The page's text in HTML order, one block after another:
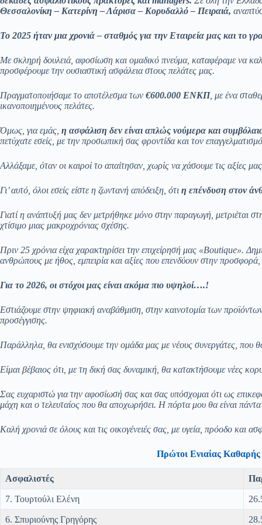
Θεσσαλονίκη – Κατερίνη – Λάρισα – Κορυδαλλό – Πειραιά,
Το 2025 ήταν μια χρονιά – σταθμός για την Εταιρεία μας και το
Με σκληρή δουλειά, αφοσίωση και ομαδικό πνεύμα, καταφέραμε να
προσφέρουμε την ουσιαστική ασφάλεια στους πελάτες μας.
Πραγματοποιήσαμε το αποτέλεσμα των €600.000 ΕΝΚΠ, με ένα
ικανοποιημένους πελάτες.
Όμως, για εμάς, η ασφάλιση δεν είναι απλώς νούμερα και
πετύχατε εσείς, με την προσωπική σας φροντίδα και τον
Αλλάξαμε, όταν οι καιροί το απαίτησαν, χωρίς να χάσουμε τις αξίες
Γι’ αυτό, όλοι εσείς είστε η ζωντανή απόδειξη, ότι η επένδυση στον
Γιατί η ανάπτυξή μας δεν μετρήθηκε μόνο στην παραγωγή, μετριέται
χτίσιμο μιας μακροχρόνιας σχέσης.
Πριν 25 χρόνια είχα χαρακτηρίσει την επιχείρησή μας «Boutique».
ανθρώπους με ήθος, εμπειρία και αξίες που επενδύουν στην
Για το 2026, οι στόχοι μας είναι ακόμα πιο υψηλοί….!
Εστιάζουμε στην ψηφιακή αναβάθμιση, στην καινοτομία των
προσέγγισης.
Παράλληλα, θα ενισχύσουμε την ομάδα μας με νέους συνεργάτες, που
Είμαι βέβαιος ότι, με τη δική σας δυναμική, θα κατακτήσουμε νέες
Σας ευχαριστώ για την αφοσίωσή σας και σας υπόσχομαι ότι ως
μάχη και ο τελευταίος που θα αποχωρήσει. Η πόρτα μου θα είναι πάντα
Καλή χρονιά σε όλους και τις οικογένειές σας, με υγεία, πρόοδο και
Πρώτοι Ενιαίας
Ασφαλιστές
7. Τουρτούλι Ελένη
6. Σπυριούνης Γρηγόρης